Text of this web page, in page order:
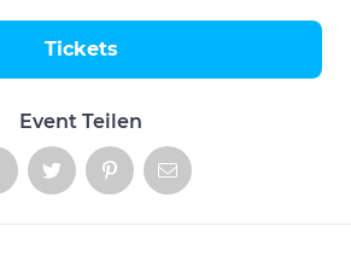
Event Teilen
Tickets